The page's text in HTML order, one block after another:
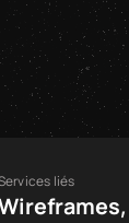
liés